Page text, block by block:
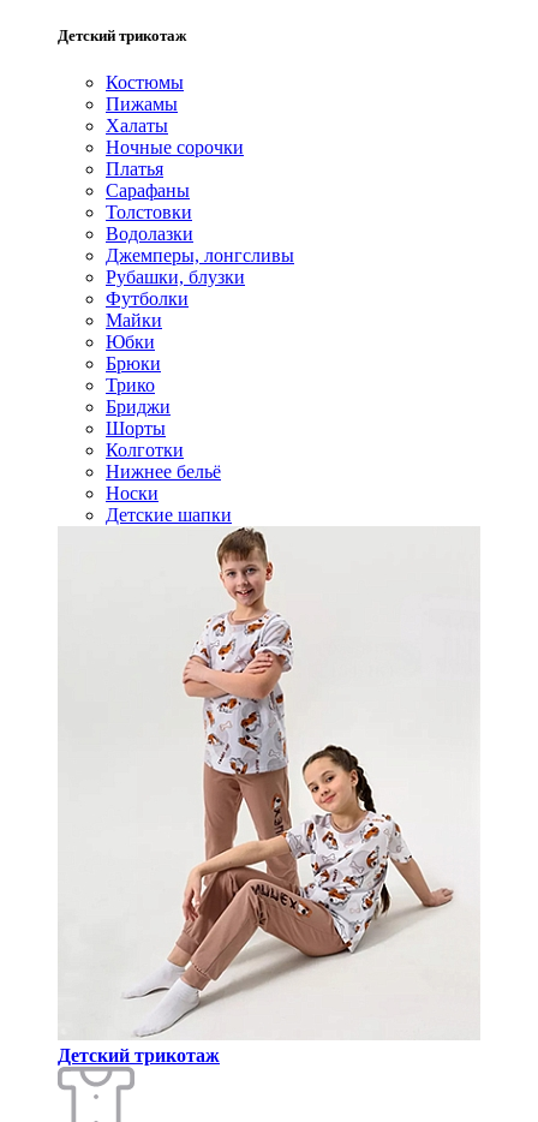
Детский трикотаж
Костюмы
Пижамы
Халаты
Ночные сорочки
Платья
Сарафаны
Толстовки
Водолазки
Джемперы, лонгсливы
Рубашки, блузки
Футболки
Майки
Юбки
Брюки
Трико
Бриджи
Шорты
Колготки
Нижнее бельё
Носки
Детские шапки
Детский трикотаж